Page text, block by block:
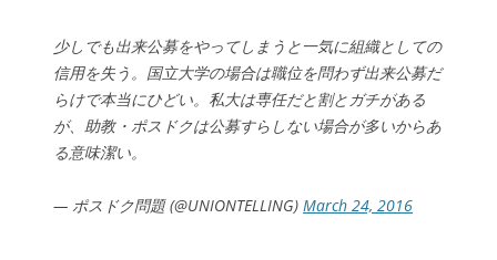
少しでも出来公募をやってしまうと一気に組織としての
信用を失う。国立大学の場合は職位を問わず出来公募だ
らけで本当にひどい。私大は専任だと割とガチがある
が、助教・ポスドクは公募すらしない場合が多いからあ
る意味潔い。
— ポスドク問題 (@UNIONTELLING) March 24, 2016